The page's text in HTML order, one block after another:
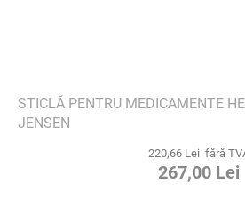
STICLĂ PENTRU MEDICAMENTE
JENSEN
220,66 Lei fără
267,00 Lei